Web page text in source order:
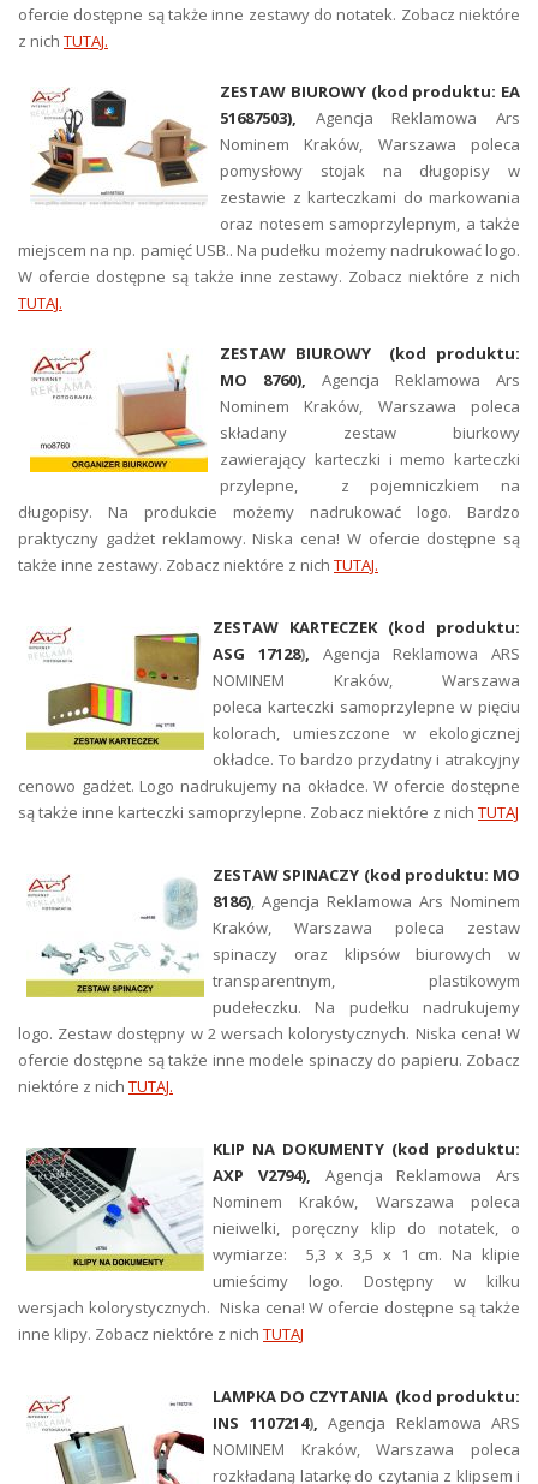
ofercie dostępne są także inne zestawy do notatek. Zobacz niektóre
z nich TUTAJ.
ZESTAW BIUROWY (kod produktu: EA
51687503), Agencja Reklamowa Ars
Nominem Kraków, Warszawa poleca
pomysłowy stojak na długopisy w
zestawie z karteczkami do markowania
oraz notesem samoprzylepnym, a także
miejscem na np. pamięć USB.. Na pudełku możemy nadrukować logo.
W ofercie dostępne są także inne zestawy. Zobacz niektóre z nich
TUTAJ.
ZESTAW BIUROWY (kod produktu:
MO 8760), Agencja Reklamowa Ars
Nominem Kraków, Warszawa poleca
składany zestaw biurkowy
zawierający karteczki i memo karteczki
przylepne, z pojemniczkiem na
długopisy. Na produkcie możemy nadrukować logo. Bardzo
praktyczny gadżet reklamowy. Niska cena! W ofercie dostępne są
także inne zestawy. Zobacz niektóre z nich TUTAJ.
ZESTAW KARTECZEK (kod produktu:
ASG 17128),
Agencja Reklamowa ARS
NOMINEM Kraków, Warszawa
poleca karteczki samoprzylepne w pięciu
kolorach, umieszczone w ekologicznej
okładce. To bardzo przydatny i atrakcyjny
cenowo gadżet. Logo nadrukujemy na okładce. W ofercie dostępne
są także inne karteczki samoprzylepne. Zobacz niektóre z nich TUTAJ
ZESTAW SPINACZY (kod produktu: MO
8186), Agencja Reklamowa Ars Nominem
Kraków, Warszawa poleca zestaw
spinaczy oraz klipsów biurowych w
transparentnym, plastikowym
pudełeczku. Na pudełku nadrukujemy
logo. Zestaw dostępny w 2 wersach kolorystycznych. Niska cena! W
ofercie dostępne są także inne modele spinaczy do papieru. Zobacz
niektóre z nich TUTAJ.
KLIP NA DOKUMENTY (kod produktu:
AXP V2794), Agencja Reklamowa Ars
Nominem Kraków, Warszawa poleca
nieiwelki, poręczny klip do notatek, o
wymiarze: 5,3 x 3,5 x 1 cm. Na klipie
umieścimy logo. Dostępny w kilku
wersjach kolorystycznych. Niska cena! W ofercie dostępne są także
inne klipy. Zobacz niektóre z nich TUTAJ
LAMPKA DO CZYTANIA (kod produktu:
INS 1107214), Agencja Reklamowa ARS
NOMINEM Kraków, Warszawa poleca
rozkładaną latarkę do czytania z klipsem i